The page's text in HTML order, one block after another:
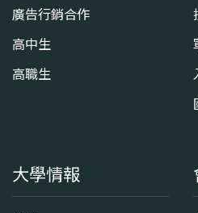
廣告行銷合作
高中生
高職生
大學情報